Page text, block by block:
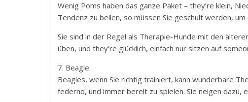
Wenig Poms haben das ganze Paket – they’re klein,
Tendenz zu bellen, so müssen Sie geschult werden,
Sie sind in der Regel als Therapie-Hunde mit den
üben, und they’re glücklich, einfach nur sitzen auf
7. Beagle
Beagles, wenn Sie richtig trainiert, kann wunderbare
federnd, und immer bereit zu spielen. Sie neigen dazu,